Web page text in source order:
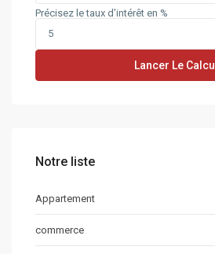
Précisez le taux d’intérêt en %
Lancer Le Calcul
Notre liste
Appartement
commerce